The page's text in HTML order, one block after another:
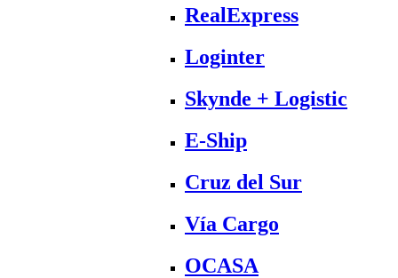
RealExpress
Loginter
Skynde + Logistic
E-Ship
Cruz del Sur
Vía Cargo
OCASA